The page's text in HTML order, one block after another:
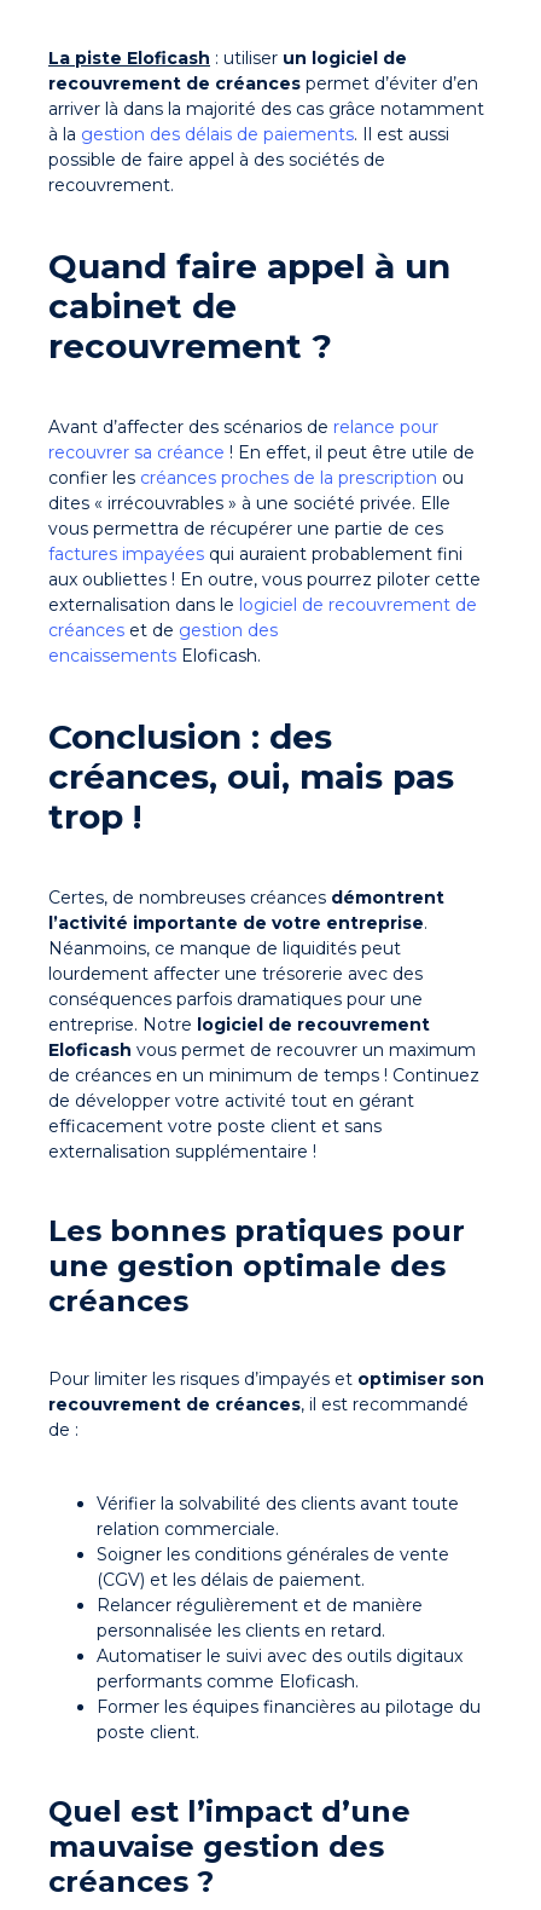
La piste Eloficash : utiliser un logiciel de
recouvrement de créances permet d’éviter d’en
arriver là dans la majorité des cas grâce notamment
à la gestion des délais de paiements. Il est aussi
possible de faire appel à des sociétés de
recouvrement.
Quand faire appel à un
cabinet de
recouvrement ?
Avant d’affecter des scénarios de relance pour
recouvrer sa créance ! En effet, il peut être utile de
confier les créances proches de la prescription ou
dites « irrécouvrables » à une société privée. Elle
vous permettra de récupérer une partie de ces
factures impayées qui auraient probablement fini
aux oubliettes ! En outre, vous pourrez piloter cette
externalisation dans le logiciel de recouvrement de
créances et de gestion des
encaissements Eloficash.
Conclusion : des
créances, oui, mais pas
trop !
Certes, de nombreuses créances démontrent
l’activité importante de votre entreprise.
Néanmoins, ce manque de liquidités peut
lourdement affecter une trésorerie avec des
conséquences parfois dramatiques pour une
entreprise. Notre logiciel de recouvrement
Eloficash vous permet de recouvrer un maximum
de créances en un minimum de temps ! Continuez
de développer votre activité tout en gérant
efficacement votre poste client et sans
externalisation supplémentaire !
Les bonnes pratiques pour
une gestion optimale des
créances
Pour limiter les risques d’impayés et optimiser son
recouvrement de créances, il est recommandé
de :
Vérifier la solvabilité des clients avant toute
relation commerciale.
Soigner les conditions générales de vente
(CGV) et les délais de paiement.
Relancer régulièrement et de manière
personnalisée les clients en retard.
Automatiser le suivi avec des outils digitaux
performants comme Eloficash.
Former les équipes financières au pilotage du
poste client.
Quel est l’impact d’une
mauvaise gestion des
créances ?